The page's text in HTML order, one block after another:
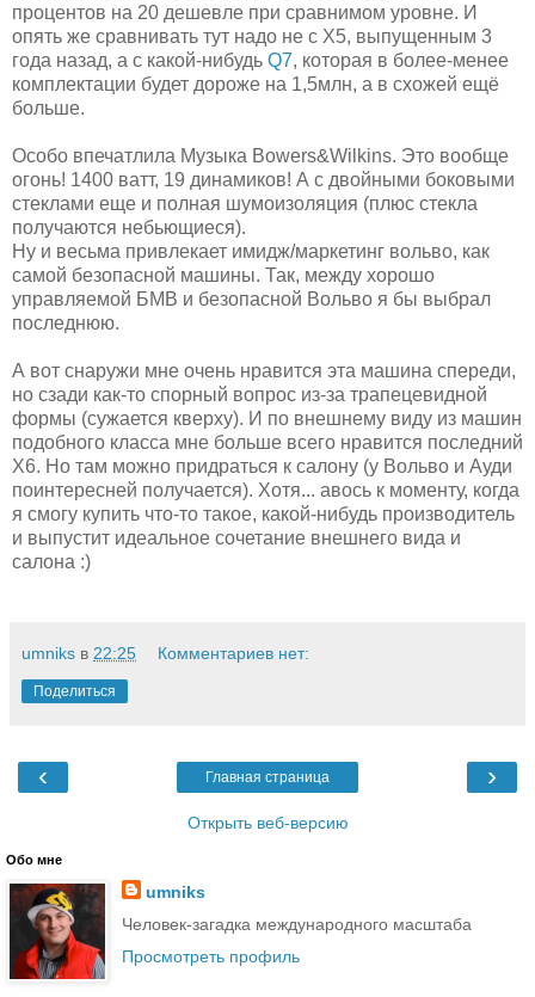
процентов на 20 дешевле при сравнимом уровне. И
опять же сравнивать тут надо не с Х5, выпущенным 3
года назад, а с какой-нибудь Q7, которая в более-менее
комплектации будет дороже на 1,5млн, а в схожей ещё
больше.
Особо впечатлила Музыка Bowers&Wilkins. Это вообще
огонь! 1400 ватт, 19 динамиков! А с двойными боковыми
стеклами еще и полная шумоизоляция (плюс стекла
получаются небьющиеся).
Ну и весьма привлекает имидж/маркетинг вольво, как
самой безопасной машины. Так, между хорошо
управляемой БМВ и безопасной Вольво я бы выбрал
последнюю.
А вот снаружи мне очень нравится эта машина спереди,
но сзади как-то спорный вопрос из-за трапецевидной
формы (сужается кверху). И по внешнему виду из машин
подобного класса мне больше всего нравится последний
Х6. Но там можно придраться к салону (у Вольво и Ауди
поинтересней получается). Хотя... авось к моменту, когда
я смогу купить что-то такое, какой-нибудь производитель
и выпустит идеальное сочетание внешнего вида и
салона :)
umniks в 22:25 Комментариев нет:
Поделиться
‹ ›
Главная страница
Открыть веб-версию
Обо мне
umniks
Человек-загадка международного масштаба
Просмотреть профиль